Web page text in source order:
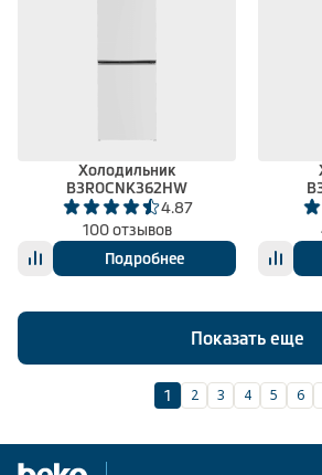
Холодильник
B3R0CNK362HW
4.87
100 отзывов
Подробнее
Показать еще
1 2 3 4 5 6